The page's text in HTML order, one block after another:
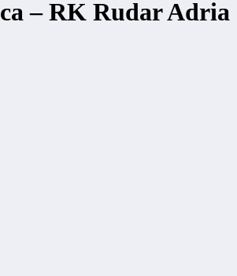
– RK Rudar